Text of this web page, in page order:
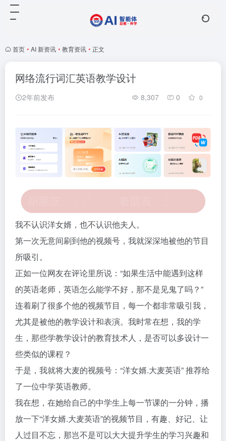
首页 • AI 新资讯 • 教育资讯 • 正文
网络流行词汇英语教学设计
2年前发布 8,307 0 0
我不认识洋女婿，也不认识他夫人。
第一次无意间刷到他的视频号，我就深深地被他的节目
所吸引。
正如一位网友在评论里所说：“如果生活中能遇到这样
的英语老师，英语怎么能学不好，那不是见鬼了吗？”
连着刷了很多个他的视频节目，每一个都非常吸引我，
尤其是被他的教学设计和表演。我时常在想，我的学
生，那些学教学设计的教育技术人，是否可以多设计一
些类似的课程？
于是，我就将大麦的视频号：“洋女婿.大麦英语” 推荐给
了一位中学英语教师。
我在想，在她给自己的中学生上每一节课的一分钟，播
放一下“洋女婿.大麦英语”的视频节目，有趣、好记、让
人过目不忘，那岂不是可以大大提升学生的学习兴趣和